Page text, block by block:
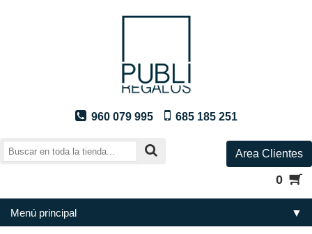
960 079 995 685 185 251
Area Clientes
0
Menú principal ▼